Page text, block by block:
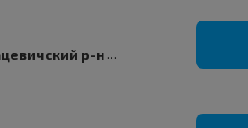
Козики, Ивацевичский р-н БРЕСТСКАЯ ОБЛ.